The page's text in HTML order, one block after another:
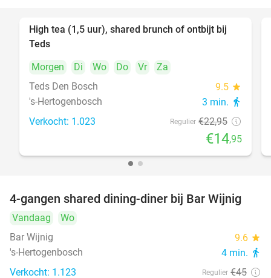
35%
High tea (1,5 uur), shared brunch of ontbijt bij
Teds
Morgen
Di Wo Do Vr
Za
Teds Den Bosch
9.5 star
's-Hertogenbosch 3 min. directions_walk
Verkocht: 1.023 Regulier €22,95
€14,95
45%
4-gangen shared dining-diner bij Bar Wijnig
Vandaag
Wo
Bar Wijnig
9.6 star
's-Hertogenbosch 4 min. directions_walk
Verkocht: 1.123 Regulier €45